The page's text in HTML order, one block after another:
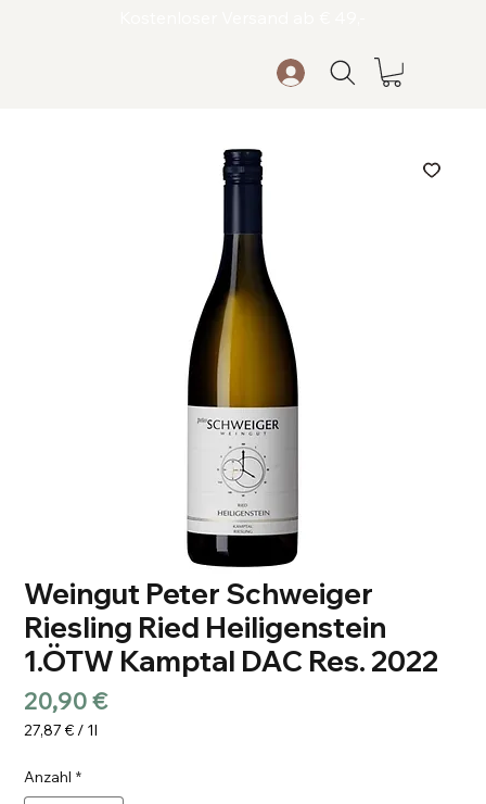
Weingut Peter Schweiger
Riesling Ried Heiligenstein
1.ÖTW Kamptal DAC Res. 2022
20,90 €Preis
27,87 € / 1l
pro
1
Anzahl *